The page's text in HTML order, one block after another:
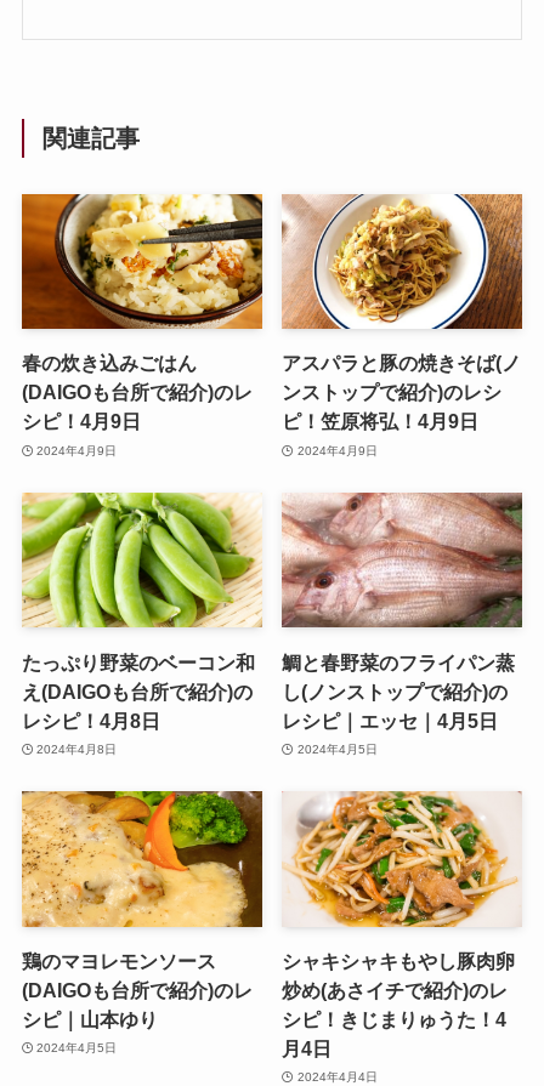
関連記事
春の炊き込みごはん
(DAIGOも台所で紹介)のレ
シピ！4月9日
2024年4月9日
アスパラと豚の焼きそば(ノ
ンストップで紹介)のレシ
ピ！笠原将弘！4月9日
2024年4月9日
たっぷり野菜のベーコン和
え(DAIGOも台所で紹介)の
レシピ！4月8日
2024年4月8日
鯛と春野菜のフライパン蒸
し(ノンストップで紹介)の
レシピ｜エッセ｜4月5日
2024年4月5日
鶏のマヨレモンソース
(DAIGOも台所で紹介)のレ
シピ｜山本ゆり
2024年4月5日
シャキシャキもやし豚肉卵
炒め(あさイチで紹介)のレ
シピ！きじまりゅうた！4
月4日
2024年4月4日